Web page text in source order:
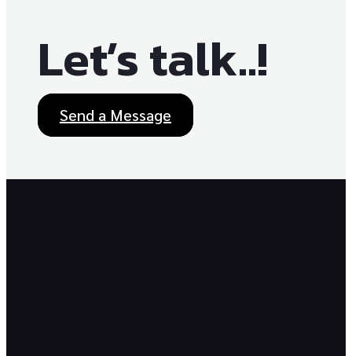
Let’s talk..!
Send a Message